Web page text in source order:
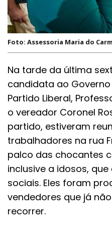
Foto: Assessoria Maria do
Na tarde da última
candidata ao
Partido Liberal,
o vereador Coronel
partido, estiveram
trabalhadores na rua
palco das chocantes
inclusive a idosos,
sociais. Eles foram
vendedores que já
recorrer.